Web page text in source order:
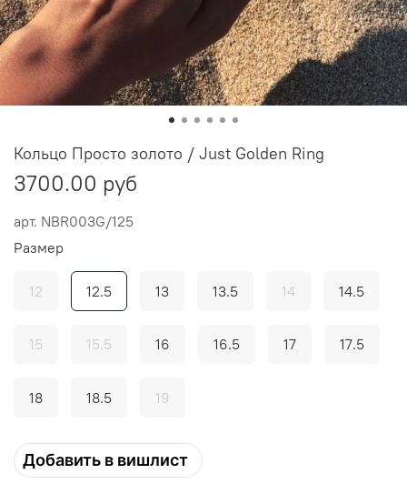
арт. NBR003G/125
Кольцо Просто золото / Just Golden Ring
3700.00 руб
Добавить в вишлист
Размер
12 12.5 13 13.5 14 14.5
15 15.5 16 16.5 17 17.5
18 18.5 19